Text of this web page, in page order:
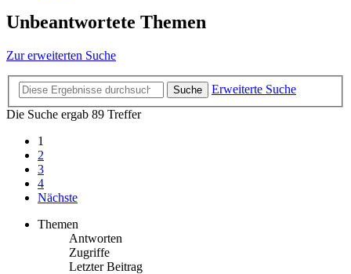
Unbeantwortete Themen
Zur erweiterten Suche
Suche
Erweiterte Suche
Die Suche ergab 89 Treffer
1
2
3
4
Nächste
Themen
Antworten
Zugriffe
Letzter Beitrag